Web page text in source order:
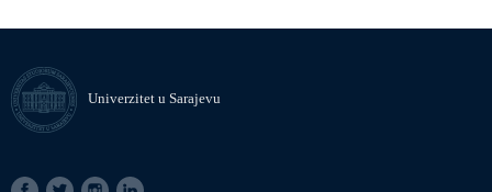
Univerzitet u Sarajevu
SOCIAL